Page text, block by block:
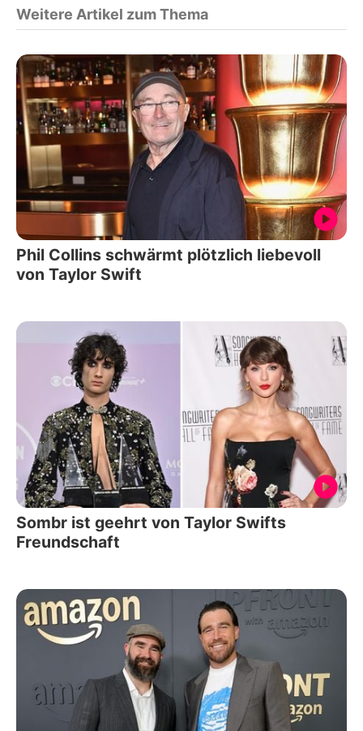
Weitere Artikel zum Thema
Phil Collins schwärmt plötzlich liebevoll
von Taylor Swift
Sombr ist geehrt von Taylor Swifts
Freundschaft